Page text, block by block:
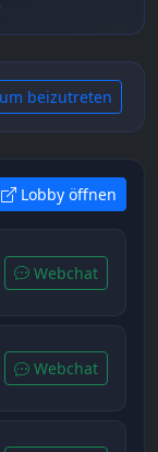
beizutreten
Lobby öffnen
Webchat
Webchat